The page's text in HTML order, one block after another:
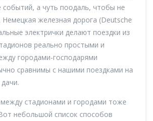
событий, а чуть поодаль, чтобы не
Немецкая железная дорога (Deutsche
электрички делают поездки из
реально простыми и
городами-господарями
сравнимы с нашими поездками на
между стадионами и городами тоже
небольшой список способов